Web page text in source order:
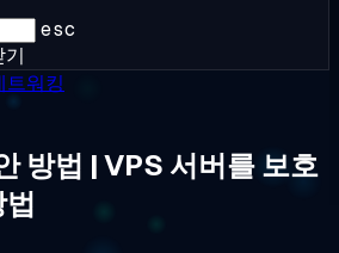
esc
기
트워킹
방법 | VPS 서버를 보호